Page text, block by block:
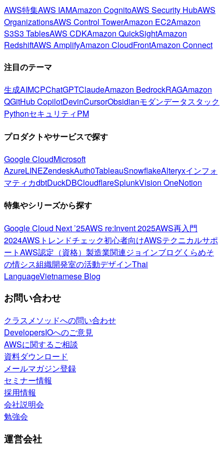
AWS特集AWS IAMAmazon CognitoAWS Security HubAWS
OrganizationsAWS Control TowerAmazon EC2Amazon
S3S3 TablesAWS CDKAmazon QuickSightAmazon
RedshiftAWS AmplifyAmazon CloudFrontAmazon Connect
注目のテーマ
生成AIMCPChatGPTClaudeAmazon BedrockRAGAmazon
QGitHub CopilotDevinCursorObsidianモダンデータスタック
PythonセキュリティPM
プロダクトやサービスで探す
Google CloudMicrosoft
AzureLINEZendeskAuth0TableauSnowflakeAlteryxインフォ
マティカdbtDuckDBCloudflareSplunkVision OneNotion
特集やシリーズから探す
Google Cloud Next ’25AWS re:Invent 2025AWS再入門
2024AWSトレンドチェック初心者向けAWSテクニカルサポ
ートAWS認定（資格） 製造業関連ジョインブログくらめそ
の情シス組織開発室の活動デザインThai
LanguageVietnamese Blog
お問い合わせ
クラスメソッドへの問い合わせ
DevelopersIOへのご意見
AWSに関するご相談
資料ダウンロード
メールマガジン登録
セミナー情報
採用情報
会社説明会
勉強会
運営会社